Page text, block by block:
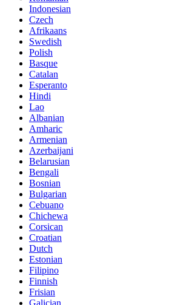
Indonesian
Czech
Afrikaans
Swedish
Polish
Basque
Catalan
Esperanto
Hindi
Lao
Albanian
Amharic
Armenian
Azerbaijani
Belarusian
Bengali
Bosnian
Bulgarian
Cebuano
Chichewa
Corsican
Croatian
Dutch
Estonian
Filipino
Finnish
Frisian
Galician